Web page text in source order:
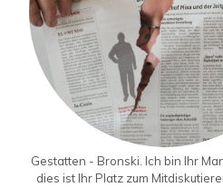
Gestatten - Bronski. Ich bin Ihr
dies ist Ihr Platz zum